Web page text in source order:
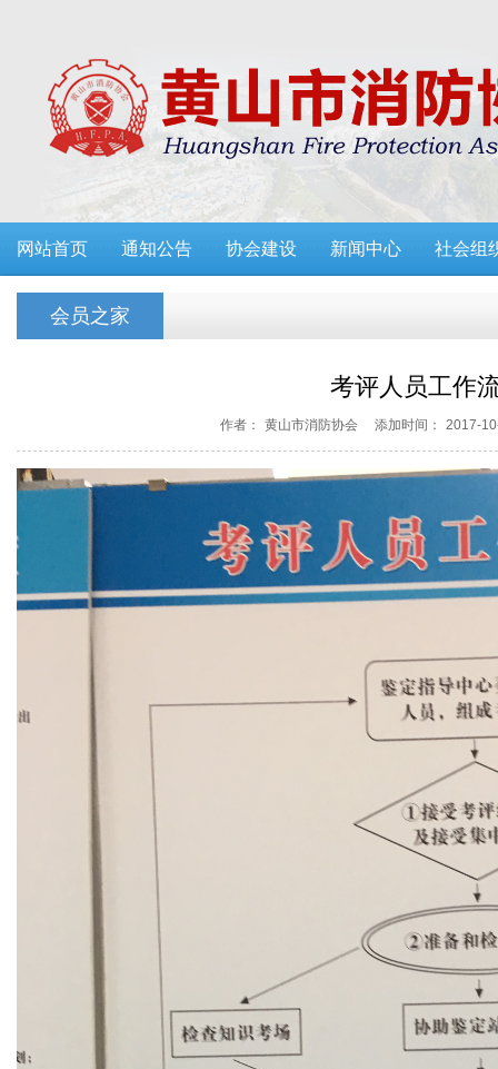
网站首页 通知公告 协会建设 新闻中心 社会组
会员之家
考评人员工作
作者： 黄山市消防协会 添加时间： 2017-